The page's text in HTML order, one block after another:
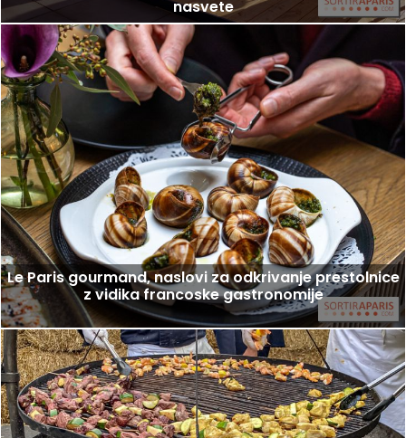
nasvete
Le Paris gourmand, naslovi za odkrivanje prestolnice
z vidika francoske gastronomije